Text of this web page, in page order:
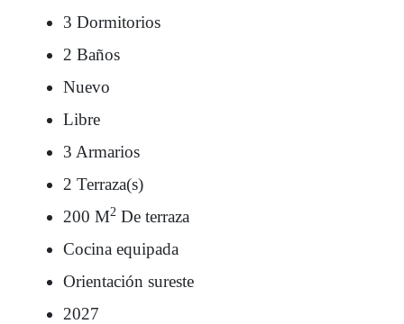
3 Dormitorios
2 Baños
Nuevo
Libre
3 Armarios
2 Terraza(s)
200 M2 De terraza
Cocina equipada
Orientación sureste
2027